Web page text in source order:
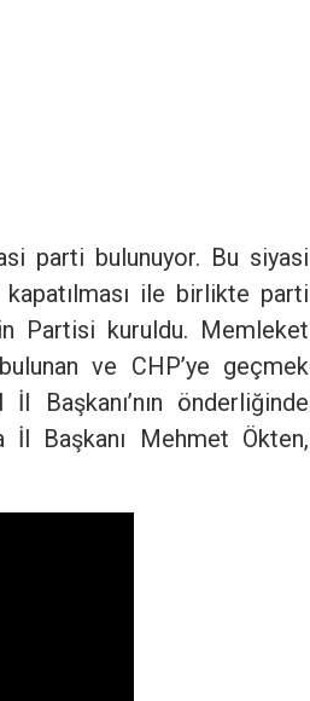
parti bulunuyor. Bu siyasi
ile birlikte parti
Partisi kuruldu. Memleket
ve CHP’ye geçmek
önderliğinde
Başkanı Mehmet Ökten,